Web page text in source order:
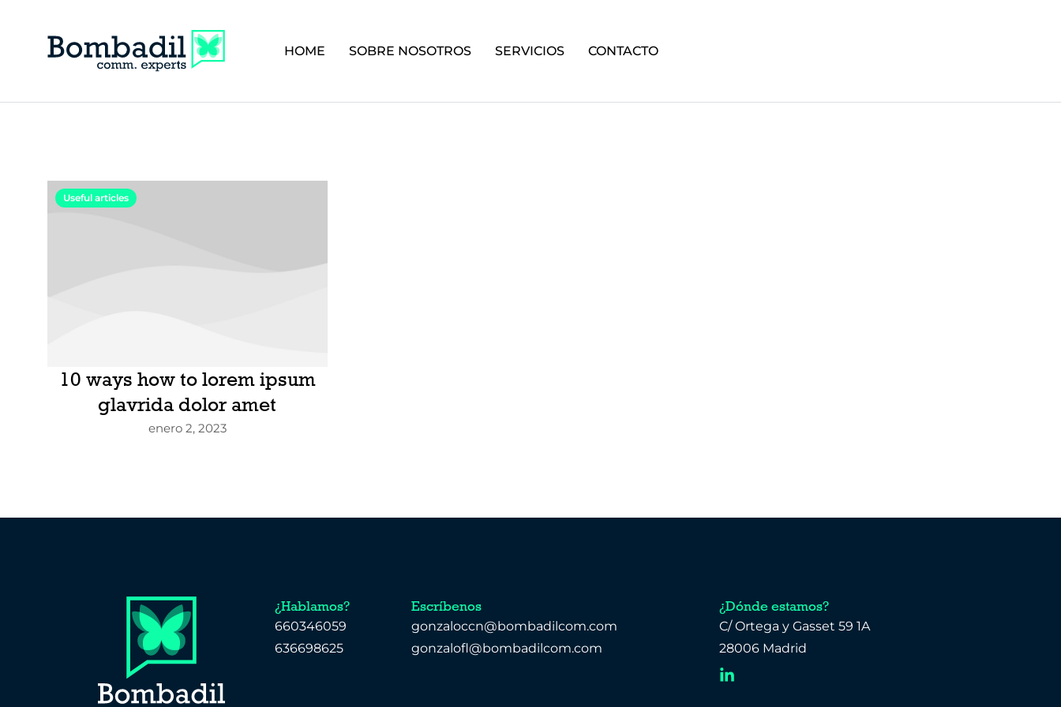
HOME SOBRE NOSOTROS SERVICIOS CONTACTO
Useful articles
10 ways how to lorem ipsum
glavrida dolor amet
enero 2, 2023
¿Hablamos?
660346059
636698625
Escríbenos
gonzaloccn@bombadilcom.com
gonzalofl@bombadilcom.com
¿Dónde estamos?
C/ Ortega y Gasset 59 1A
28006 Madrid